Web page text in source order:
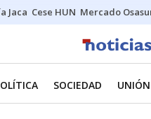
Jaca Cese HUN Mercado
SOCIEDAD